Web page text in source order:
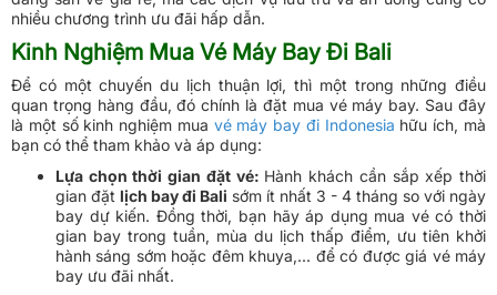
nhiều chương trình ưu đãi hấp dẫn.
Kinh Nghiệm Mua Vé Máy Bay Đi Bali
Để có một chuyến du lịch thuận lợi, thì một trong những điều
quan trọng hàng đầu, đó chính là đặt mua vé máy bay. Sau đây
là một số kinh nghiệm mua vé máy bay đi Indonesia hữu ích, mà
bạn có thể tham khảo và áp dụng:
Lựa chọn thời gian đặt vé: Hành khách cần sắp xếp thời
gian đặt lịch bay đi Bali sớm ít nhất 3 - 4 tháng so với ngày
bay dự kiến. Đồng thời, bạn hãy áp dụng mua vé có thời
gian bay trong tuần, mùa du lịch thấp điểm, ưu tiên khởi
hành sáng sớm hoặc đêm khuya,... để có được giá vé máy
bay ưu đãi nhất.